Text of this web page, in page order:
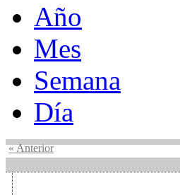
Año
Mes
Semana
Día
« Anterior